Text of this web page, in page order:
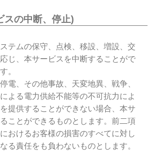
スの中断、停止)
テムの保守、点検、移設、増設、交
じ、本サービスを中断することがで
。
電、その他事故、天変地異、戦争、
よる電力供給不能等の不可抗力によ
提供することができない場合、本サ
ことができるものとします。前二項
おけるお客様の損害のすべてに対し
る責任をも負わないものとします。